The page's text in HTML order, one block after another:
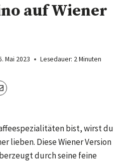
auf Wiener
Mai 2023 Lesedauer: 2Minuten
bist, wirst du
lieben. Diese Wiener Version
durch seine feine